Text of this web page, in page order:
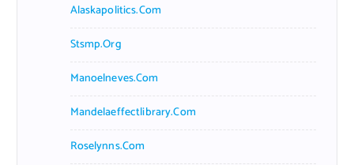
Alaskapolitics.com
Stsmp.org
Manoelneves.com
Mandelaeffectlibrary.com
Roselynns.com